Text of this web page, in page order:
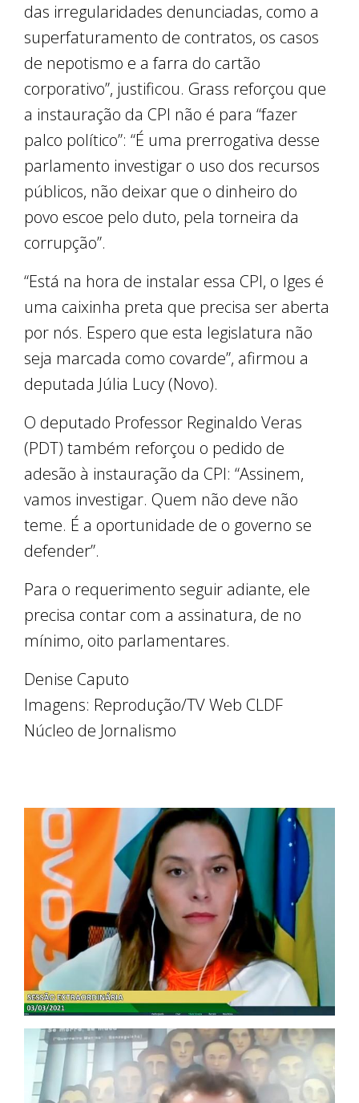
das irregularidades denunciadas, como a
superfaturamento de contratos, os casos
de nepotismo e a farra do cartão
corporativo”, justificou. Grass reforçou que
a instauração da CPI não é para “fazer
palco político”: “É uma prerrogativa desse
parlamento investigar o uso dos recursos
públicos, não deixar que o dinheiro do
povo escoe pelo duto, pela torneira da
corrupção”.
“Está na hora de instalar essa CPI, o Iges é
uma caixinha preta que precisa ser aberta
por nós. Espero que esta legislatura não
seja marcada como covarde”, afirmou a
deputada Júlia Lucy (Novo).
O deputado Professor Reginaldo Veras
(PDT) também reforçou o pedido de
adesão à instauração da CPI: “Assinem,
vamos investigar. Quem não deve não
teme. É a oportunidade de o governo se
defender”.
Para o requerimento seguir adiante, ele
precisa contar com a assinatura, de no
mínimo, oito parlamentares.
Denise Caputo
Imagens: Reprodução/TV Web CLDF
Núcleo de Jornalismo